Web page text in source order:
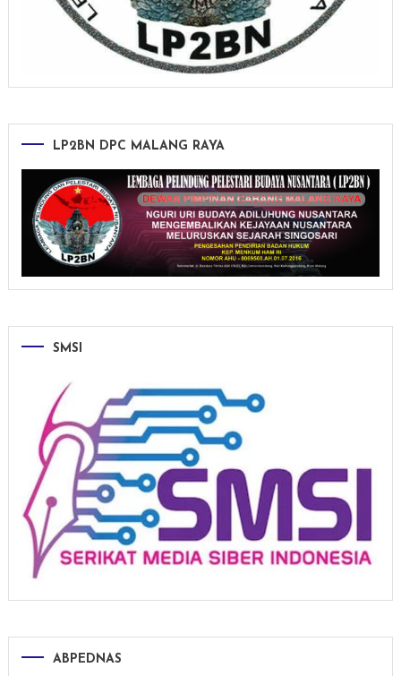
LP2BN DPC MALANG RAYA
SMSI
ABPEDNAS